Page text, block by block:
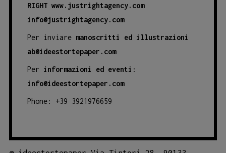
RIGHT www.justrightagency.com
info@justrightagency.com
Per inviare manoscritti ed illustrazioni
ab@ideestortepaper.com
Per informazioni ed eventi :
info@ideestortepaper.com
Phone: +39 3921976659